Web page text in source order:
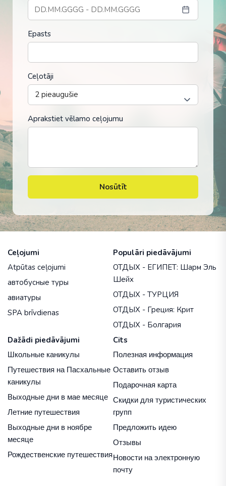
Epasts
Ceļotāji
Aprakstiet vēlamo ceļojumu
Nosūtīt
Ceļojumi
Atpūtas ceļojumi
автобусные туры
авиатуры
SPA brīvdienas
Populāri piedāvājumi
ОТДЫХ - ЕГИПЕТ: Шарм Эль
Шейх
ОТДЫХ - ТУРЦИЯ
ОТДЫХ - Греция: Крит
ОТДЫХ - Болгария
Dažādi piedāvājumi
Школьные каникулы
Путешествия на Пасхальные
каникулы
Выходные дни в мае месяце
Летние путешествия
Выходные дни в ноябре
месяце
Рождественские путешествия
Cits
Полезная информация
Оставить отзыв
Подарочная карта
Скидки для туристических
групп
Предложить идею
Отзывы
Новости на электронную
почту